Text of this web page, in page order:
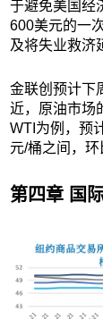
于避免美国经
600美元的一
及将失业救济
金联创预计下
近，原油市场
WTI为例，预
元/桶之间，环
第四章 国